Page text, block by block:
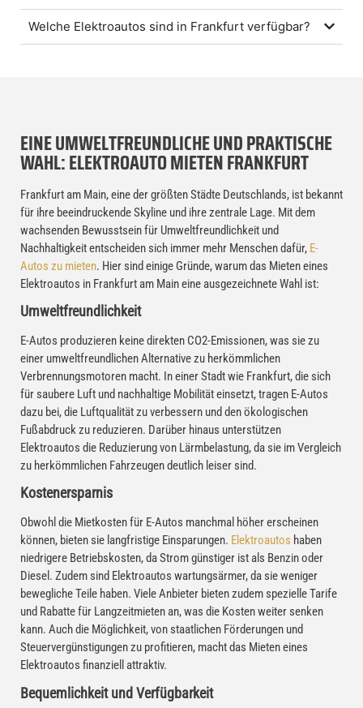
Welche Elektroautos sind in Frankfurt verfügbar?
EINE UMWELTFREUNDLICHE UND PRAKTISCHE
WAHL: ELEKTROAUTO MIETEN FRANKFURT
Frankfurt am Main, eine der größten Städte Deutschlands, ist bekannt
für ihre beeindruckende Skyline und ihre zentrale Lage. Mit dem
wachsenden Bewusstsein für Umweltfreundlichkeit und
Nachhaltigkeit entscheiden sich immer mehr Menschen dafür, E-
Autos zu mieten. Hier sind einige Gründe, warum das Mieten eines
Elektroautos in Frankfurt am Main eine ausgezeichnete Wahl ist:
Umweltfreundlichkeit
E-Autos produzieren keine direkten CO2-Emissionen, was sie zu
einer umweltfreundlichen Alternative zu herkömmlichen
Verbrennungsmotoren macht. In einer Stadt wie Frankfurt, die sich
für saubere Luft und nachhaltige Mobilität einsetzt, tragen E-Autos
dazu bei, die Luftqualität zu verbessern und den ökologischen
Fußabdruck zu reduzieren. Darüber hinaus unterstützen
Elektroautos die Reduzierung von Lärmbelastung, da sie im Vergleich
zu herkömmlichen Fahrzeugen deutlich leiser sind.
Kostenersparnis
Obwohl die Mietkosten für E-Autos manchmal höher erscheinen
können, bieten sie langfristige Einsparungen. Elektroautos haben
niedrigere Betriebskosten, da Strom günstiger ist als Benzin oder
Diesel. Zudem sind Elektroautos wartungsärmer, da sie weniger
bewegliche Teile haben. Viele Anbieter bieten zudem spezielle Tarife
und Rabatte für Langzeitmieten an, was die Kosten weiter senken
kann. Auch die Möglichkeit, von staatlichen Förderungen und
Steuervergünstigungen zu profitieren, macht das Mieten eines
Elektroautos finanziell attraktiv.
Bequemlichkeit und Verfügbarkeit